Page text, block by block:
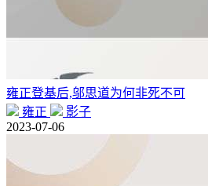
雍正登基后,邬思道为何非死不可
雍正
影子
2023-07-06